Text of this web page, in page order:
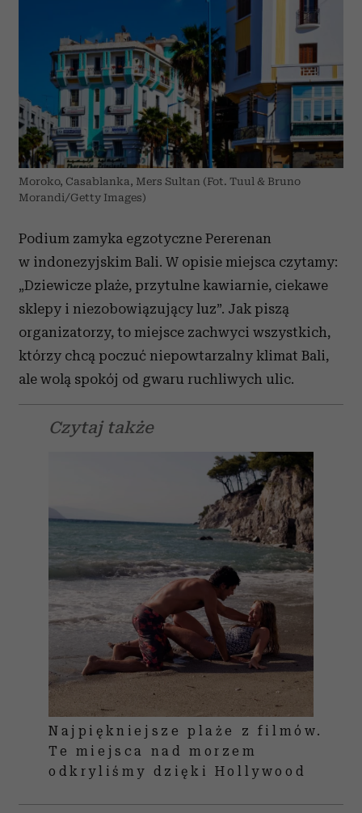
Moroko, Casablanka, Mers Sultan (Fot. Tuul & Bruno
Morandi/Getty Images)
Podium zamyka egzotyczne Pererenan
w indonezyjskim Bali. W opisie miejsca czytamy:
„Dziewicze plaże, przytulne kawiarnie, ciekawe
sklepy i niezobowiązujący luz”. Jak piszą
organizatorzy, to miejsce zachwyci wszystkich,
którzy chcą poczuć niepowtarzalny klimat Bali,
ale wolą spokój od gwaru ruchliwych ulic.
Czytaj także
Najpiękniejsze plaże z filmów.
Te miejsca nad morzem
odkryliśmy dzięki Hollywood